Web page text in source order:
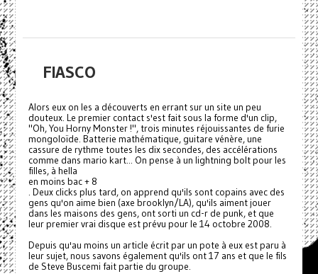
FIASCO
Alors eux on les a découverts en errant sur un site un peu
douteux. Le premier contact s'est fait sous la forme d'un clip,
"Oh, You Horny Monster !", trois minutes réjouissantes de furie
mongoloïde. Batterie mathématique, guitare vénère, une
cassure de rythme toutes les dix secondes, des accélérations
comme dans mario kart... On pense à un lightning bolt pour les
filles, à hella
en moins bac + 8
. Deux clicks plus tard, on apprend qu'ils sont copains avec des
gens qu'on aime bien (axe brooklyn/LA), qu'ils aiment jouer
dans les maisons des gens, ont sorti un cd-r de punk, et que
leur premier vrai disque est prévu pour le 14 octobre 2008.
Depuis qu'au moins un article écrit par un pote à eux est paru à
leur sujet, nous savons également qu'ils ont 17 ans et que le fils
de Steve Buscemi fait partie du groupe.